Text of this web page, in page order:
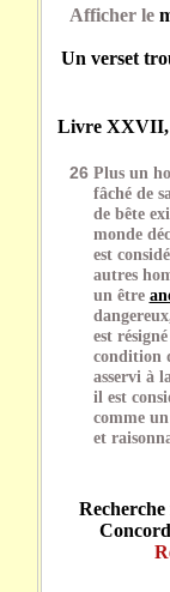
Afficher le
Un verset
Livre XXVII,
26 Plus un
fâché de
de bête
monde
est
autres
un être
est résigné
condition
asservi à
il est
comme
et